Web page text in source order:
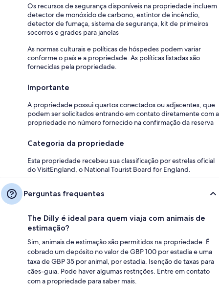
Os recursos de segurança disponíveis na propriedade incluem
detector de monóxido de carbono, extintor de incêndio,
detector de fumaça, sistema de segurança, kit de primeiros
socorros e grades para janelas
As normas culturais e políticas de hóspedes podem variar
conforme o país e a propriedade. As políticas listadas são
fornecidas pela propriedade.
Importante
A propriedade possui quartos conectados ou adjacentes, que
podem ser solicitados entrando em contato diretamente com a
propriedade no número fornecido na confirmação da reserva
Categoria da propriedade
Esta propriedade recebeu sua classificação por estrelas oficial
do VisitEngland, o National Tourist Board for England.
Perguntas frequentes
The Dilly é ideal para quem viaja com animais de
estimação?
Sim, animais de estimação são permitidos na propriedade. É
cobrado um depósito no valor de GBP 100 por estadia e uma
taxa de GBP 35 por animal, por estadia. Isenção de taxas para
cães-guia. Pode haver algumas restrições. Entre em contato
com a propriedade para saber mais.